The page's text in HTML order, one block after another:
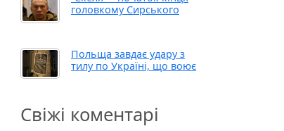
головкому Сирського
Польща завдає удару з
тилу по Україні, що воює
Свіжі коментарі